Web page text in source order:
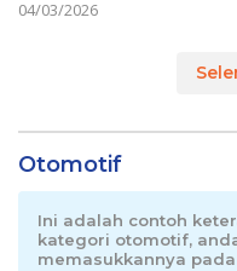
04/03/2026
Otomotif
Ini adalah contoh
kategori otomotif,
memasukkannya